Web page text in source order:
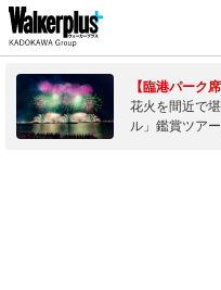
【臨港パーク
花火を間近で
ル」鑑賞ツア